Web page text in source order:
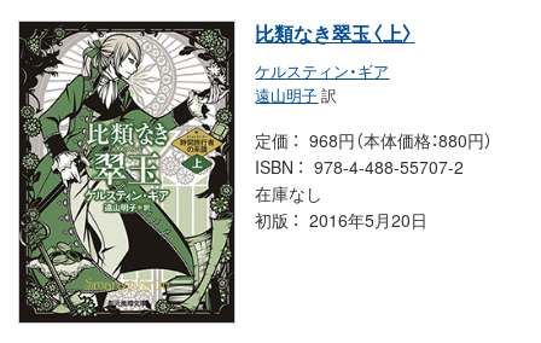
比類なき翠玉〈上〉
ケルスティン・ギア
遠山明子訳
定価
968円（本体価格：880円）
ISBN
978-4-488-55707-2
在庫なし
初版
2016年5月20日